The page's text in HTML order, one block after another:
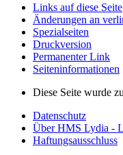
Links auf diese Seite
Änderungen an
Spezialseiten
Druckversion
Permanenter Link
Seiten­informationen
Diese Seite wurde
Datenschutz
Über HMS Lydia -
Haftungsausschluss